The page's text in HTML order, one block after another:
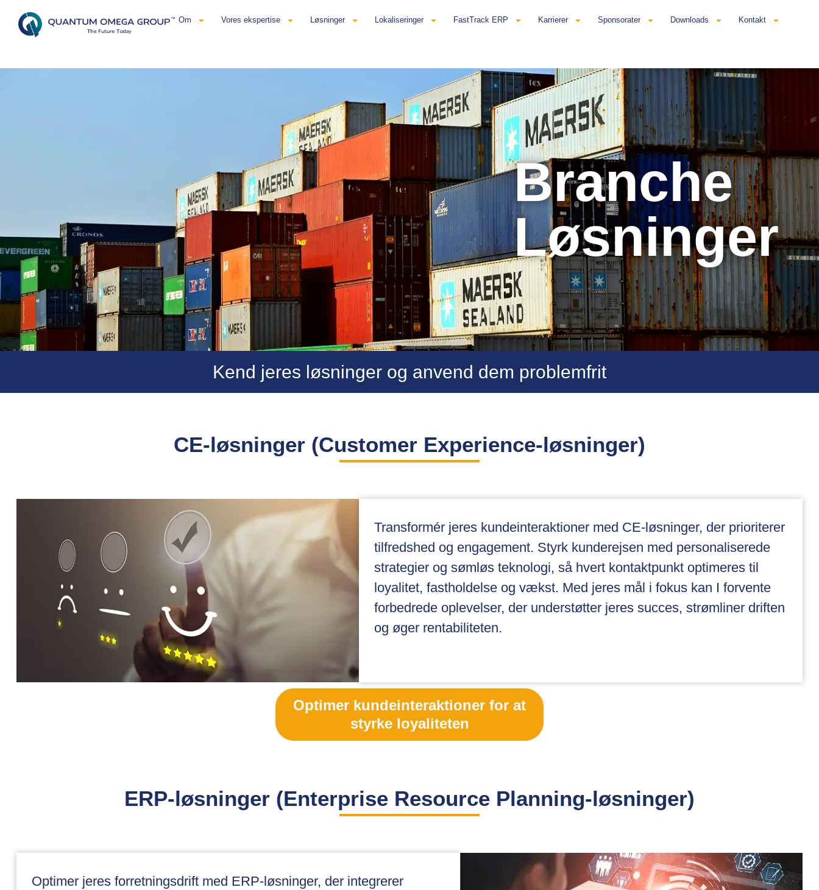
Om Vores ekspertise Løsninger Lokaliseringer FastTrack ERP Karrierer Sponsorater Downloads Kontakt
Branche
Løsninger
Kend jeres løsninger og anvend dem problemfrit
CE-løsninger (Customer Experience-løsninger)
Transformér jeres kundeinteraktioner med CE-løsninger, der prioriterer
tilfredshed og engagement. Styrk kunderejsen med personaliserede
strategier og sømløs teknologi, så hvert kontaktpunkt optimeres til
loyalitet, fastholdelse og vækst. Med jeres mål i fokus kan I forvente
forbedrede oplevelser, der understøtter jeres succes, strømliner driften
og øger rentabiliteten.
Optimer kundeinteraktioner for at
styrke loyaliteten
ERP-løsninger (Enterprise Resource Planning-løsninger)
Optimer jeres forretningsdrift med ERP-løsninger, der integrerer